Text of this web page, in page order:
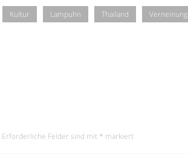
Kultur Lampuhn Thailand Verneinung
Erforderliche Felder sind mit * markiert